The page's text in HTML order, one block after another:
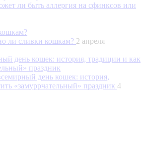
ли быть аллергия на сфинксов или
ли сливки кошкам? 2 апреля
день кошек: история,
«замуррчательный» праздник 4